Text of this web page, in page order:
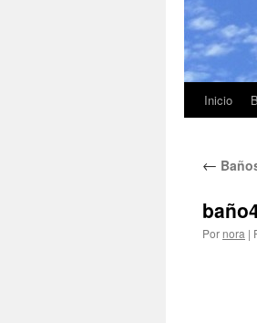
Inicio
←
Por nora |